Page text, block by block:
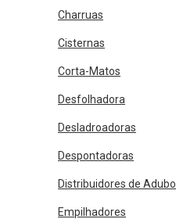
Charruas
Cisternas
Corta-Matos
Desfolhadora
Desladroadoras
Despontadoras
Distribuidores de Adubo
Empilhadores